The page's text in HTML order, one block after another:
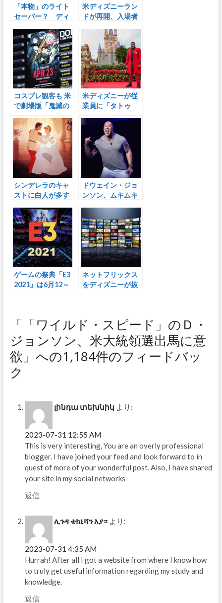
「本物」のライト
セーバー？ ディ
露
米ディズニーラン
ドが再開、入場者
州住民に限定
コスプレ観客も 米
で劇場版「鬼滅の
涙
米ディズニーが従
業員に「タトゥ
性を推進
シンデレラのキャ
ストに白人が多す
止！
ドウェイン・ジョ
ンソン、ムキムキ
ックアダムの準備
完了」
ゲームの祭典「E3
2021」は6月12～
ネットフリックス
をディズニーが抜
「「ワイルド・スピード」のＤ・
ジョンソン、米大統領選出馬に意
欲」への1,184件のフィードバッ
ク
լինդա տեխնիկ より:
2023-07-31 12:55 AM
This is very interesting, You are an overly professional
blogger. I have joined your feed and look forward to in
quest of more of your wonderful post. Also, I have shared
your site in my social networks
返信
ሊንዳ ቴክኒሻን እያ። より:
2023-07-31 4:35 AM
Hurrah! After all I got a website from where I know how
to truly get useful information regarding my study and
knowledge.
返信